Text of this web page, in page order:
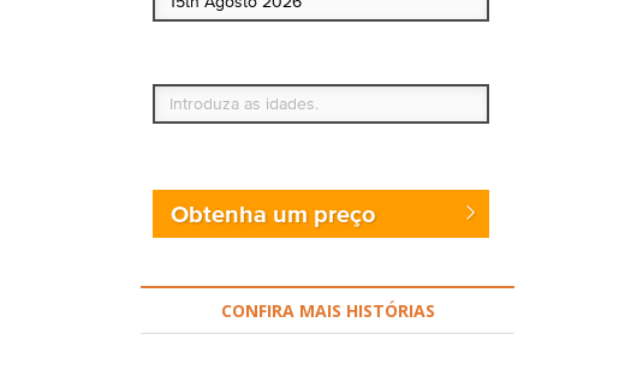
Obtenha um preço
CONFIRA MAIS HISTÓRIAS